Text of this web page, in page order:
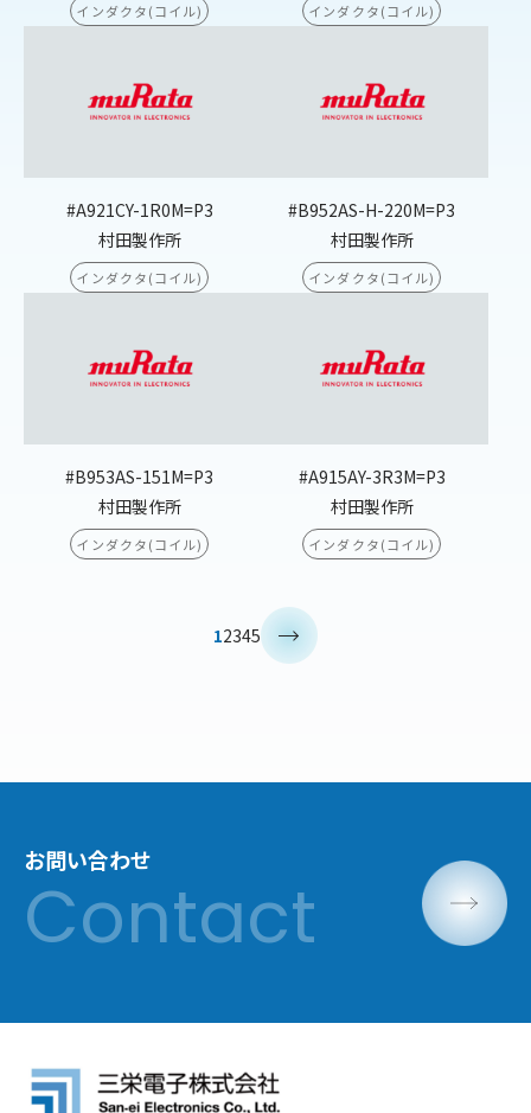
インダクタ(コイル) インダクタ(コイル)
#A921CY-1R0M=P3
村田製作所
インダクタ(コイル)
#B952AS-H-220M=P3
村田製作所
インダクタ(コイル)
#B953AS-151M=P3
村田製作所
インダクタ(コイル)
#A915AY-3R3M=P3
村田製作所
インダクタ(コイル)
12345
お問い合わせ